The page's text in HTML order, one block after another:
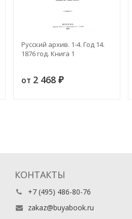
Русский архив. 1-4. Год 14.
1876 год. Книга 1
от 2 468 ₽
КОНТАКТЫ
+7 (495) 486-80-76
zakaz@buyabook.ru